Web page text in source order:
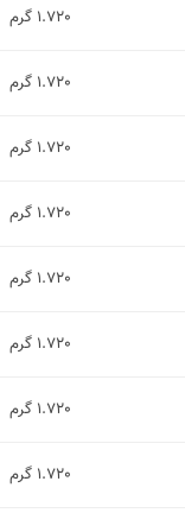
1.720 گرم
1.720 گرم
1.720 گرم
1.720 گرم
1.720 گرم
1.720 گرم
1.720 گرم
1.720 گرم